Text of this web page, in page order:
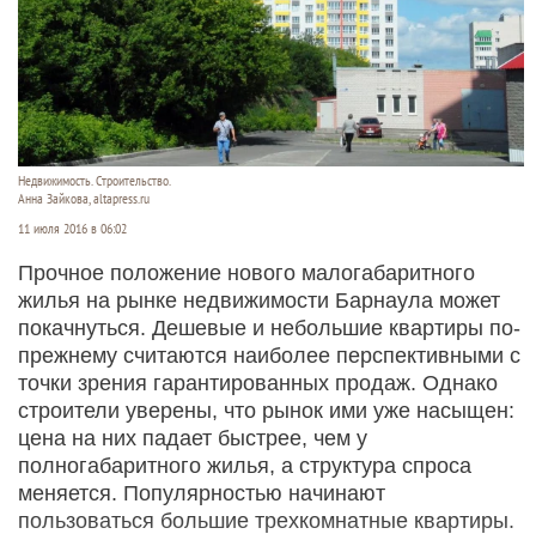
Недвижимость. Строительство.
Анна Зайкова, altapress.ru
11 июля 2016 в 06:02
Прочное положение нового малогабаритного
жилья на рынке недвижимости Барнаула может
покачнуться. Дешевые и небольшие квартиры по-
прежнему считаются наиболее перспективными с
точки зрения гарантированных продаж. Однако
строители уверены, что рынок ими уже насыщен:
цена на них падает быстрее, чем у
полногабаритного жилья, а структура спроса
меняется. Популярностью начинают
пользоваться большие трехкомнатные квартиры.